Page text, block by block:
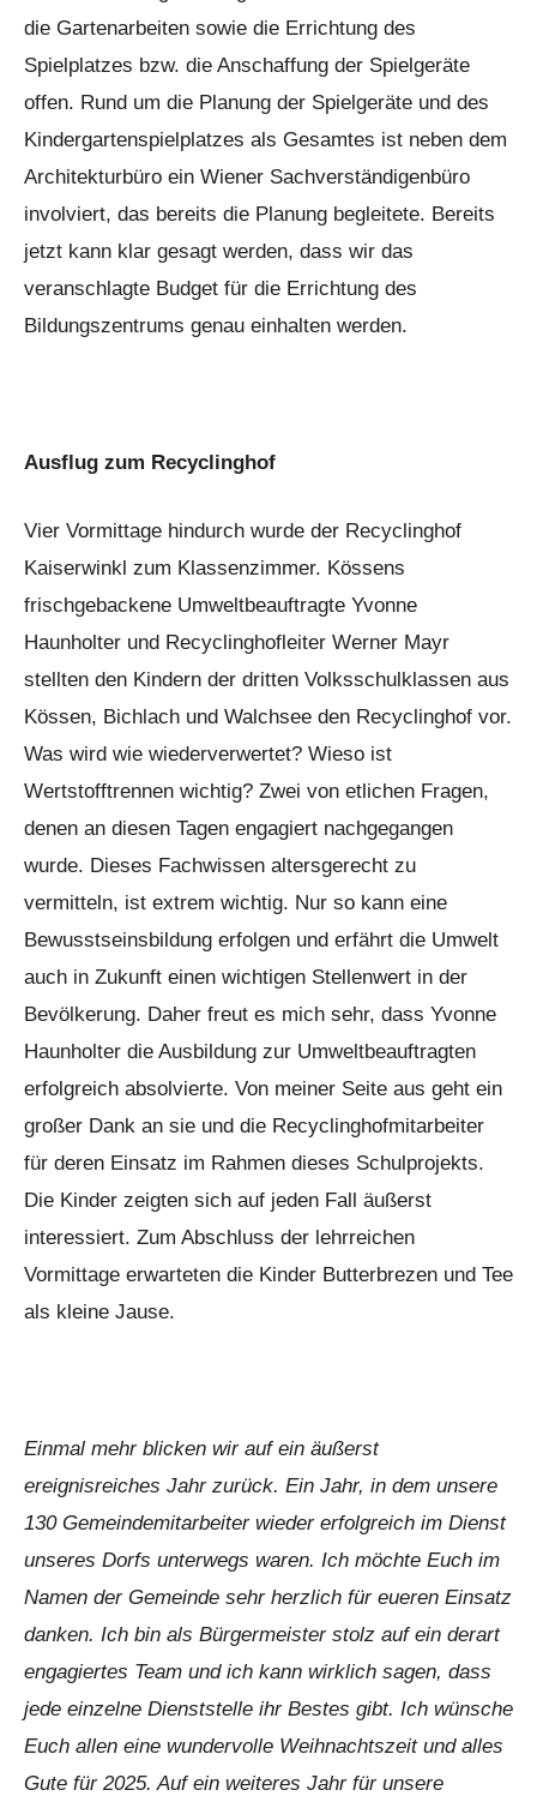
die Gartenarbeiten sowie die Errichtung des
Spielplatzes bzw. die Anschaffung der Spielgeräte
offen. Rund um die Planung der Spielgeräte und des
Kindergartenspielplatzes als Gesamtes ist neben dem
Architekturbüro ein Wiener Sachverständigenbüro
involviert, das bereits die Planung begleitete. Bereits
jetzt kann klar gesagt werden, dass wir das
veranschlagte Budget für die Errichtung des
Bildungszentrums genau einhalten werden.
Ausflug zum Recyclinghof
Vier Vormittage hindurch wurde der Recyclinghof
Kaiserwinkl zum Klassenzimmer. Kössens
frischgebackene Umweltbeauftragte Yvonne
Haunholter und Recyclinghofleiter Werner Mayr
stellten den Kindern der dritten Volksschulklassen aus
Kössen, Bichlach und Walchsee den Recyclinghof vor.
Was wird wie wiederverwertet? Wieso ist
Wertstofftrennen wichtig? Zwei von etlichen Fragen,
denen an diesen Tagen engagiert nachgegangen
wurde. Dieses Fachwissen altersgerecht zu
vermitteln, ist extrem wichtig. Nur so kann eine
Bewusstseinsbildung erfolgen und erfährt die Umwelt
auch in Zukunft einen wichtigen Stellenwert in der
Bevölkerung. Daher freut es mich sehr, dass Yvonne
Haunholter die Ausbildung zur Umweltbeauftragten
erfolgreich absolvierte. Von meiner Seite aus geht ein
großer Dank an sie und die Recyclinghofmitarbeiter
für deren Einsatz im Rahmen dieses Schulprojekts.
Die Kinder zeigten sich auf jeden Fall äußerst
interessiert. Zum Abschluss der lehrreichen
Vormittage erwarteten die Kinder Butterbrezen und Tee
als kleine Jause.
Einmal mehr blicken wir auf ein äußerst
ereignisreiches Jahr zurück. Ein Jahr, in dem unsere
130 Gemeindemitarbeiter wieder erfolgreich im Dienst
unseres Dorfs unterwegs waren. Ich möchte Euch im
Namen der Gemeinde sehr herzlich für eueren Einsatz
danken. Ich bin als Bürgermeister stolz auf ein derart
engagiertes Team und ich kann wirklich sagen, dass
jede einzelne Dienststelle ihr Bestes gibt. Ich wünsche
Euch allen eine wundervolle Weihnachtszeit und alles
Gute für 2025. Auf ein weiteres Jahr für unsere